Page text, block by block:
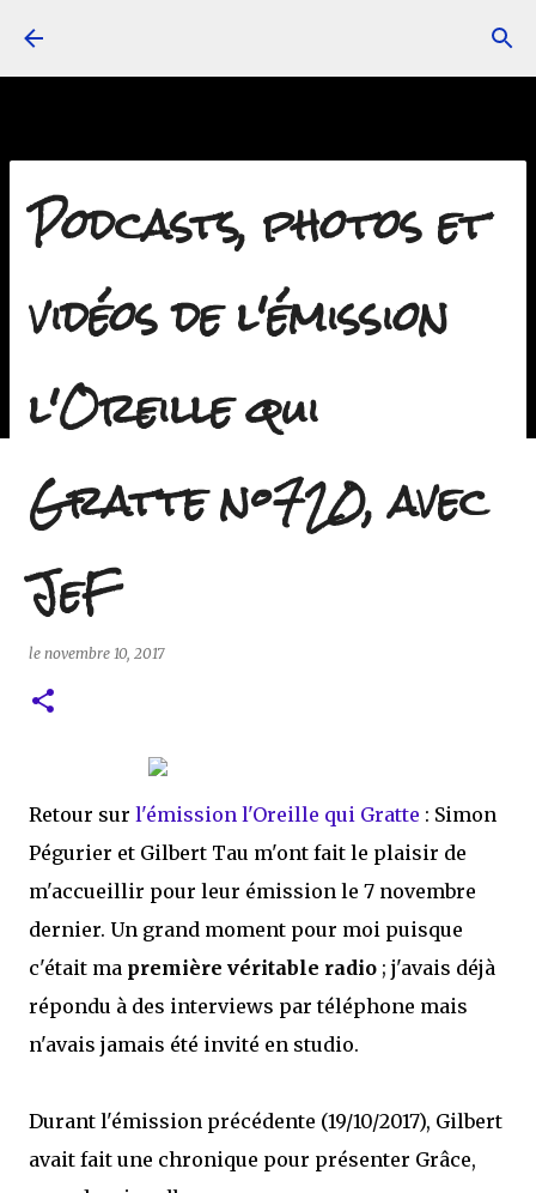
Podcasts, photos et
vidéos de l'émission
l'Oreille qui
Gratte n°720, avec
JeF
le novembre 10, 2017
Retour sur l'émission l'Oreille qui Gratte : Simon
Pégurier et Gilbert Tau m'ont fait le plaisir de
m'accueillir pour leur émission le 7 novembre
dernier. Un grand moment pour moi puisque
c'était ma première véritable radio ; j'avais déjà
répondu à des interviews par téléphone mais
n'avais jamais été invité en studio.
Durant l'émission précédente (19/10/2017), Gilbert
avait fait une chronique pour présenter Grâce,